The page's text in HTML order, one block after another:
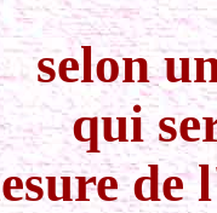
selon
qui
de